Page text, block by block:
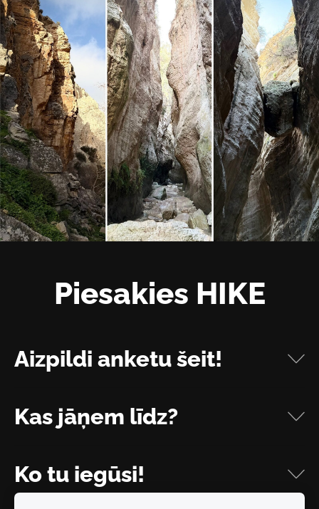
Piesakies HIKE
Aizpildi anketu šeit!
Kas jāņem līdz?
Ko tu iegūsi!